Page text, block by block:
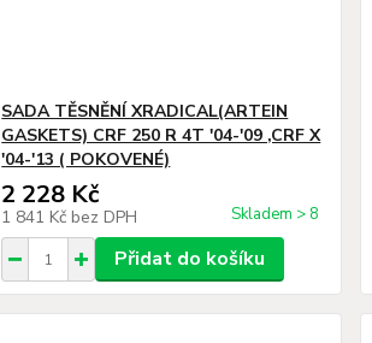
SADA TĚSNĚNÍ XRADICAL(ARTEIN
GASKETS) CRF 250 R 4T '04-'09 ,CRF X
'04-'13 ( POKOVENÉ)
2 228 Kč
1 841 Kč bez DPH Skladem > 8
Přidat do košíku